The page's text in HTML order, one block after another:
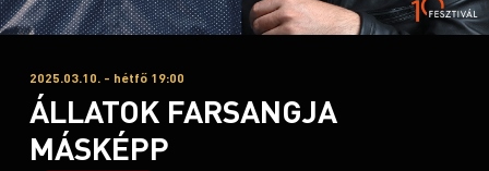
2025.03.10. - hétfő 19:00
ÁLLATOK FARSANGJA
MÁSKÉPP